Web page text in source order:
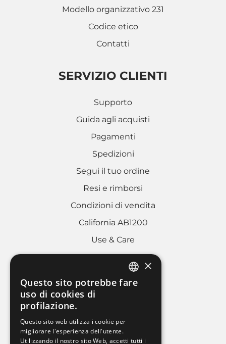
Modello organizzativo 231
Codice etico
Contatti
SERVIZIO CLIENTI
Supporto
Guida agli acquisti
Pagamenti
Spedizioni
Segui il tuo ordine
Resi e rimborsi
Condizioni di vendita
California AB1200
Use & Care
AREA LEGALE
Cookies policy
Whistleblowing
ITALIAN
×
Questo sito potrebbe fare
uso di cookies di
profilazione.
Questo sito web utilizza i cookie per
migliorare l'esperienza dell'utente.
Utilizzando il nostro sito Web, accetti tutti i